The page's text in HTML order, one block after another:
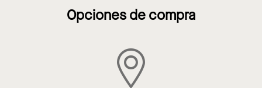
Opciones de compra